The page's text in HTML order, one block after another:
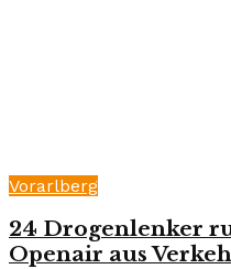
Vorarlberg
24 Drogenlenker
Openair aus